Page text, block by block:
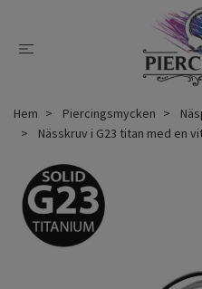
Hem Piercingsmycken
Nässkruv i G23 titan med en